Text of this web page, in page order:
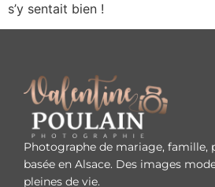
s’y sentait bien !
Photographe de mariage, famille,
basée en Alsace. Des images
pleines de vie.